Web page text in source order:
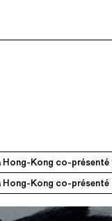
Kong co-présenté
Kong co-présenté